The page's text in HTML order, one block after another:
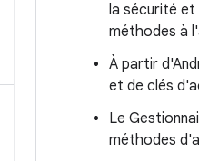
la sécurité et
méthodes à
À partir
et de clés
Le
méthodes